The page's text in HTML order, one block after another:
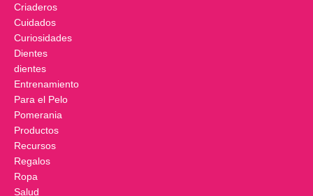
Criaderos
Cuidados
Curiosidades
Dientes
dientes
Entrenamiento
Para el Pelo
Pomerania
Productos
Recursos
Regalos
Ropa
Salud